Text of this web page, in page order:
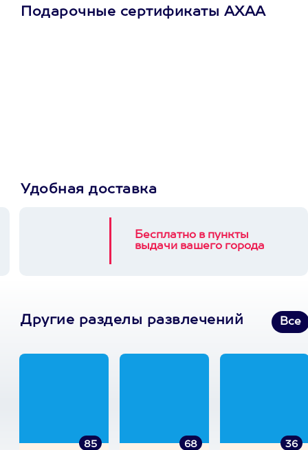
Подарочные сертификаты АХАА
Удобная доставка
Бесплатно в пункты
выдачи вашего города
Другие разделы развлечений Все
85
68
36